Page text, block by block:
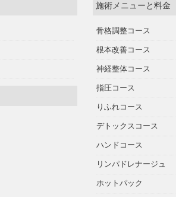
施術メニューと料金
骨格調整コース
根本改善コース
神経整体コース
指圧コース
りふれコース
デトックスコース
ハンドコース
リンパドレナージュ
ホットパック